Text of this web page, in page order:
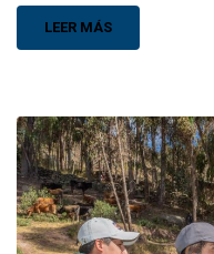
LEER MÁS